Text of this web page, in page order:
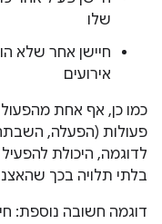
שלו
חיישן אחר שלא
אירועים
כמו כן, אף אחת
פעולות (הפעלה, השבתה
לדוגמה, היכולת
בלתי תלויה בכך